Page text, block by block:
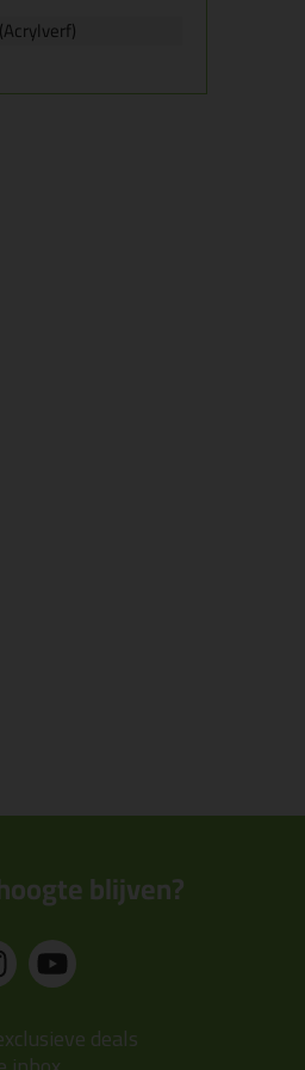
blijven?
deals